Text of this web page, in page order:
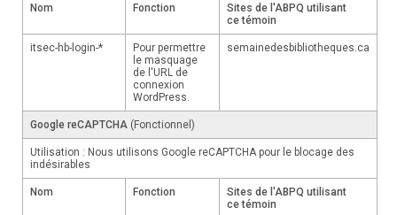
Nom Fonction
Sites de l'ABPQ utilisant
ce témoin
itsec-hb-login-*
Pour permettre
le masquage
de l'URL de
connexion
WordPress.
semainedesbibliotheques.ca
Google reCAPTCHA (Fonctionnel)
Utilisation : Nous utilisons Google reCAPTCHA pour le blocage des
indésirables
Nom Fonction
Sites de l'ABPQ utilisant
ce témoin